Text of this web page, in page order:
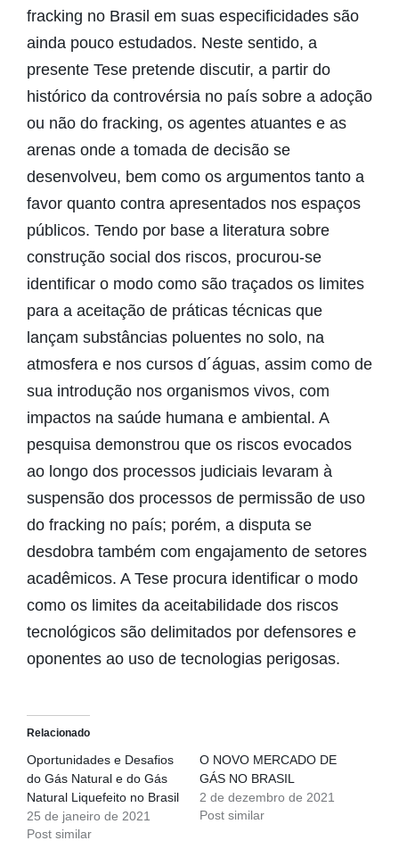
fracking no Brasil em suas especificidades são
ainda pouco estudados. Neste sentido, a
presente Tese pretende discutir, a partir do
histórico da controvérsia no país sobre a adoção
ou não do fracking, os agentes atuantes e as
arenas onde a tomada de decisão se
desenvolveu, bem como os argumentos tanto a
favor quanto contra apresentados nos espaços
públicos. Tendo por base a literatura sobre
construção social dos riscos, procurou-se
identificar o modo como são traçados os limites
para a aceitação de práticas técnicas que
lançam substâncias poluentes no solo, na
atmosfera e nos cursos d´águas, assim como de
sua introdução nos organismos vivos, com
impactos na saúde humana e ambiental. A
pesquisa demonstrou que os riscos evocados
ao longo dos processos judiciais levaram à
suspensão dos processos de permissão de uso
do fracking no país; porém, a disputa se
desdobra também com engajamento de setores
acadêmicos. A Tese procura identificar o modo
como os limites da aceitabilidade dos riscos
tecnológicos são delimitados por defensores e
oponentes ao uso de tecnologias perigosas.
Relacionado
Oportunidades e Desafios
do Gás Natural e do Gás
Natural Liquefeito no Brasil
25 de janeiro de 2021
Post similar
O NOVO MERCADO DE
GÁS NO BRASIL
2 de dezembro de 2021
Post similar